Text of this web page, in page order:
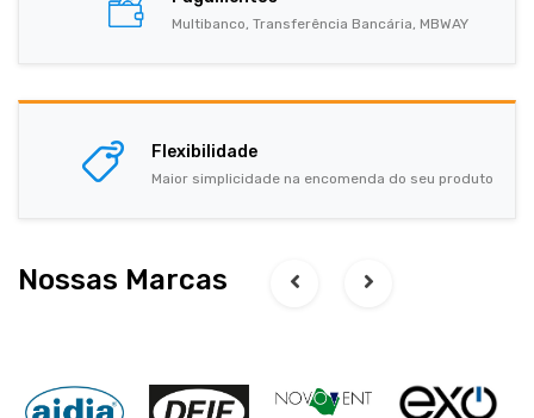
Multibanco, Transferência Bancária, MBWAY
Flexibilidade
Maior simplicidade na encomenda do seu produto
Nossas Marcas